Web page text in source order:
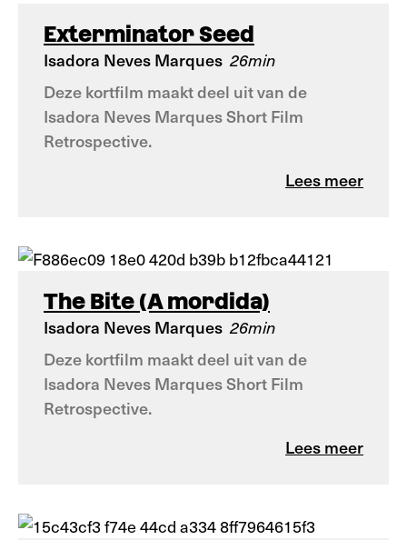
Exterminator Seed
Isadora Neves Marques 26min
Deze kortfilm maakt deel uit van de
Isadora Neves Marques Short Film
Retrospective.
Lees meer
The Bite (A mordida)
Isadora Neves Marques 26min
Deze kortfilm maakt deel uit van de
Isadora Neves Marques Short Film
Retrospective.
Lees meer